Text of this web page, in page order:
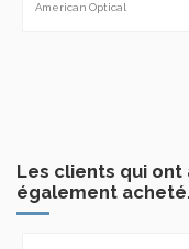
American Optical
Les clients qui
également